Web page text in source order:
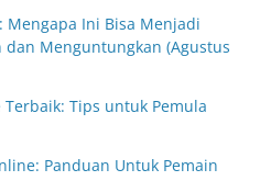
Ini Bisa Menjadi
Menguntungkan (Agustus
Tips untuk Pemula
Panduan Untuk Pemain